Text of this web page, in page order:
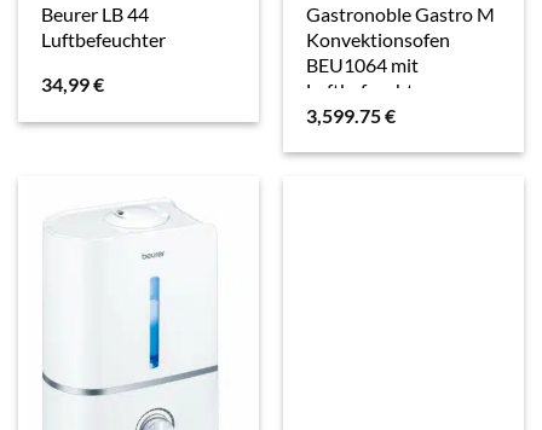
Beurer LB 44
Luftbefeuchter
34,99€
Gastronoble Gastro M
Konvektionsofen
BEU1064 mit
Luftbefeuchter
3,599.75€